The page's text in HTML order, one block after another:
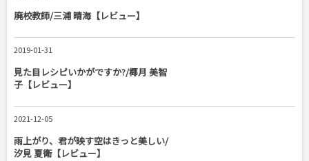
廃校教師/三浦 晴海【レビュー】
2019-01-31
見た目レシピいかがですか?/椰月 美智
子【レビュー】
2021-12-05
雨上がり、君が映す空はきっと美しい/
汐見 夏衛【レビュー】